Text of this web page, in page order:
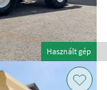
Használt gép